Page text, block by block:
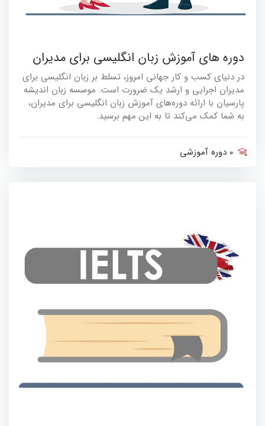
دوره های آموزش زبان انگلیسی برای مدیران
در دنیای کسب و کار جهانی امروز، تسلط بر زبان انگلیسی برای
مدیران اجرایی و ارشد یک ضرورت است. موسسه زبان اندیشه
پارسیان با ارائه دوره‌های آموزش زبان انگلیسی برای مدیران،
به شما کمک می‌کند تا به این مهم برسید.
0 دوره آموزشی